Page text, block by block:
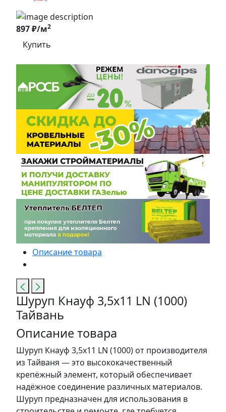
897 ₽/м2
Купить
Описание товара
Шуруп Кнауф 3,5х11 LN (1000)
Тайвань
Описание товара
Шуруп Кнауф 3,5х11 LN (1000) от производителя
из Тайваня — это высококачественный
крепёжный элемент, который обеспечивает
надёжное соединение различных материалов.
Шуруп предназначен для использования в